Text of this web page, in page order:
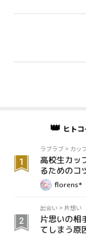
👑 ヒト
ラブラブ > カッ
高校生カッ
るためのコ
florens*
出会い > 片想い
片思いの相
てしまう原